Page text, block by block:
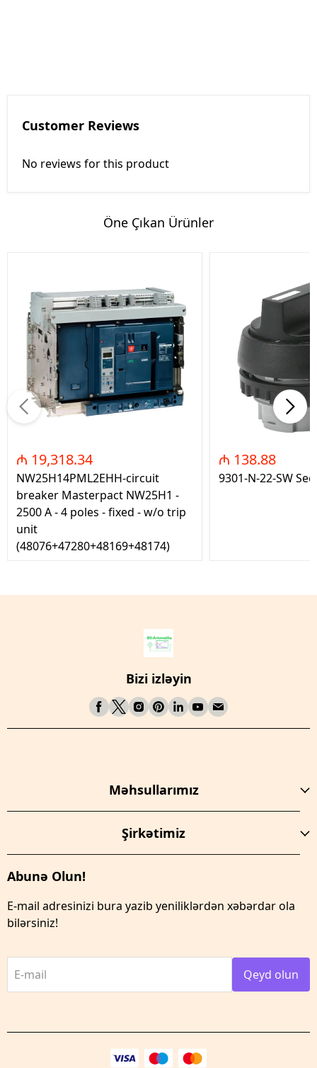
Customer Reviews
No reviews for this product
Öne Çıkan Ürünler
₼ 19,318.34
NW25H14PML2EHH-circuit
breaker Masterpact NW25H1 -
2500 A - 4 poles - fixed - w/o trip
unit
(48076+47280+48169+48174)
₼ 138.88
9301-N-22-SW
Bizi izləyin
Məhsullarımız
Şirkətimiz
Abunə Olun!
E-mail adresinizi bura yazib yeniliklərdən xəbərdar ola
bilərsiniz!
E-mail Qeyd olun